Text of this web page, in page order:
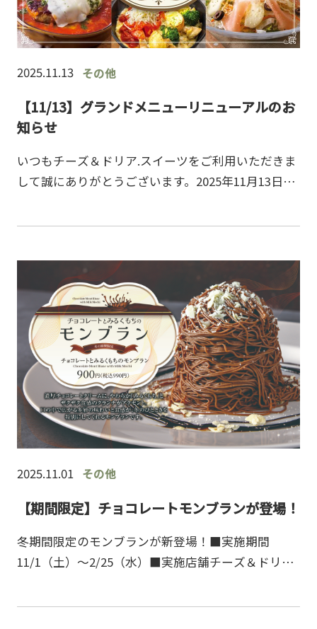
2025.11.13 その他
【11/13】グランドメニューリニューアルのお
知らせ
いつもチーズ＆ドリア.スイーツをご利用いただきま
して誠にありがとうございます。2025年11月13日
した！人気メニューはそのままに、チーズたっぷり
2025.11.01 その他
【期間限定】チョコレートモンブランが登場！
冬期間限定のモンブランが新登場！■実施期間
11/1（土）～2/25（水）■実施店舗チーズ＆ドリア
チョコレートとみるくもちのモンブラン￥900(税